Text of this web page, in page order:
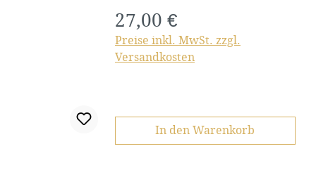
Regulärer Preis:
27,00 €
Preise inkl. MwSt. zzgl.
Versandkosten
In den Warenkorb